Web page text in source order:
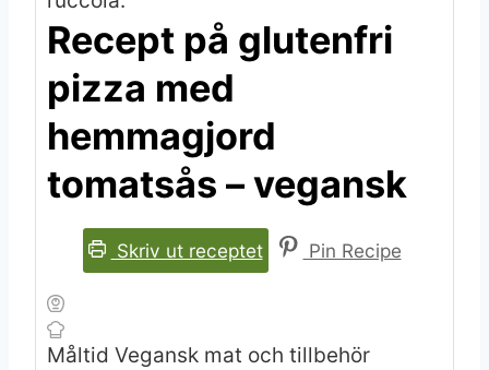
Recept på glutenfri
pizza med
hemmagjord
tomatsås – vegansk
Skriv ut receptet Pin Recipe
Måltid Vegansk mat och tillbehör